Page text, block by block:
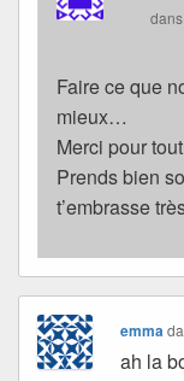
Faire ce que
mieux…
Merci pour
Prends bien
t’embrasse
emma
ah la